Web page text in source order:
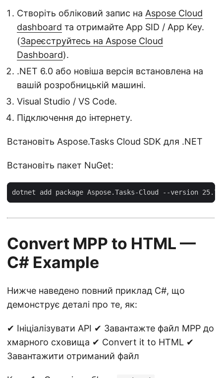
Створіть обліковий запис на Aspose Cloud
dashboard та отримайте App SID / App Key.
(Зареєструйтесь на Aspose Cloud
Dashboard).
.NET 6.0 або новіша версія встановлена на
вашій розробницькій машині.
Visual Studio / VS Code.
Підключення до інтернету.
Встановіть Aspose.Tasks Cloud SDK для .NET
Встановіть пакет NuGet:
Convert MPP to HTML —
C# Example
Нижче наведено повний приклад C#, що
демонструє деталі про те, як:
✔ Ініціалізувати API ✔ Завантажте файл MPP до
хмарного сховища ✔ Convert it to HTML ✔
Завантажити отриманий файл